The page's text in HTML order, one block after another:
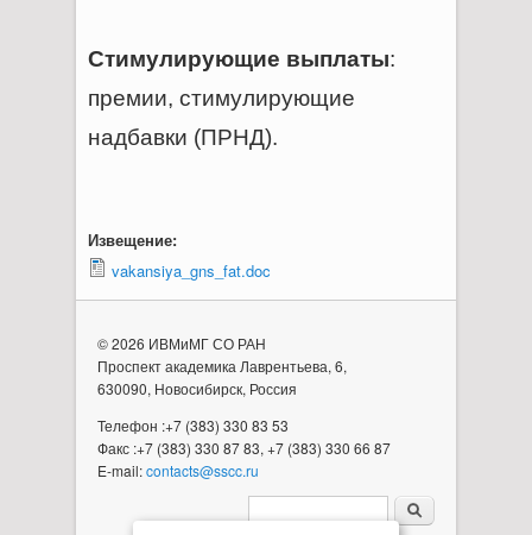
Стимулирующие выплаты:
премии, стимулирующие
надбавки (ПРНД).
Извещение:
vakansiya_gns_fat.doc
© 2026 ИВМиМГ СО РАН
Проспект академика Лаврентьева, 6,
630090, Новосибирск, Россия
Телефон :+7 (383) 330 83 53
Факс :+7 (383) 330 87 83, +7 (383) 330 66 87
E-mail:contacts@sscc.ru